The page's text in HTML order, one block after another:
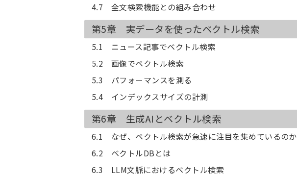
4.7 全文検索機能との組み合わせ
第5章 実データを使ったベクトル検索
5.1 ニュース記事でベクトル検索
5.2 画像でベクトル検索
5.3 パフォーマンスを測る
5.4 インデックスサイズの計測
第6章 生成AIとベクトル検索
6.1 なぜ、ベクトル検索が急速に注目を集めているのか
6.2 ベクトルDBとは
6.3 LLM文脈におけるベクトル検索